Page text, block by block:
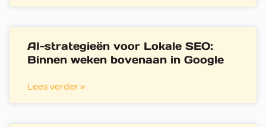
AI-strategieën voor Lokale SEO:
Binnen weken bovenaan in Google
Lees verder »